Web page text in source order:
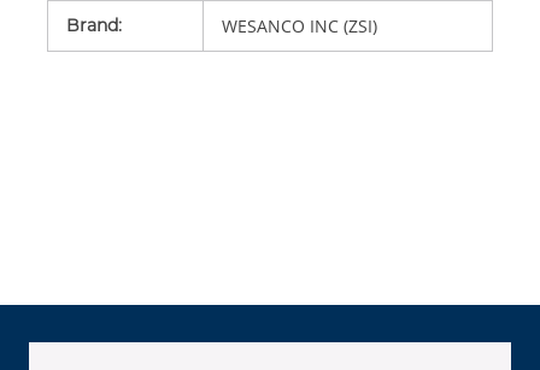
Brand: WESANCO INC (ZSI)